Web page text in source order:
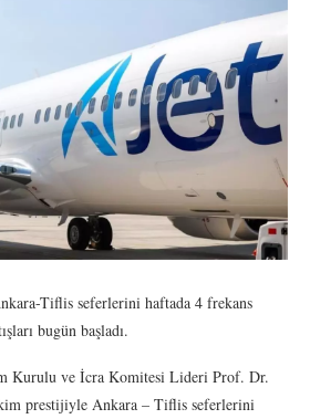
Tiflis seferlerini haftada 4 frekans
bugün başladı.
Kurulu ve İcra Komitesi Lideri Prof. Dr.
prestijiyle Ankara – Tiflis seferlerini